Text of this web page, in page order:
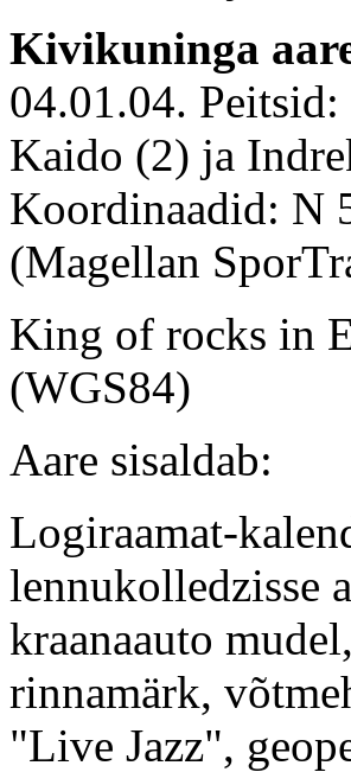
Kivikuninga
04.01.04.
Kaido (2) ja
Koordinaadid: N
(Magellan
King of rocks in
(WGS84)
Aare sisaldab:
Logiraamat-
lennukolledzisse
kraanaauto
rinnamärk,
"Live Jazz",